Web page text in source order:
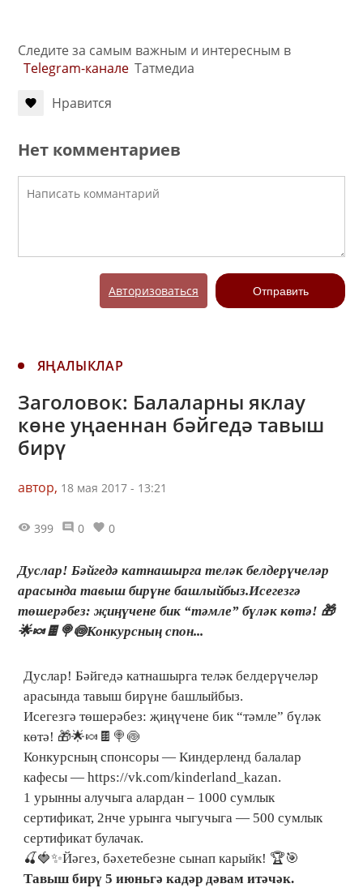
Следите за самым важным и интересным в
Telegram-канале Татмедиа
Нравится
Нет комментариев
Авторизоваться Отправить
ЯҢАЛЫКЛАР
Заголовок: Балаларны яклау
көне уңаеннан бәйгедә тавыш
бирү
автор, 18 мая 2017 - 13:21
399 0 0
Дуслар! Бәйгедә катнашырга теләк белдерүчеләр
арасында тавыш бирүне башлыйбыз.Исегезгә
төшерәбез: җиңүчене бик “тәмле” бүләк көтә! 🎁
🌟🍬🍫🍭🍥Конкурсның спон...
Дуслар! Бәйгедә катнашырга теләк белдерүчеләр
арасында тавыш бирүне башлыйбыз.
Исегезгә төшерәбез: җиңүчене бик “тәмле” бүләк
көтә! 🎁🌟🍬🍫🍭🍥
Конкурсның спонсоры — Киндерленд балалар
кафесы — https://vk.com/kinderland_kazan.
1 урынны алучыга алардан – 1000 сумлык
сертификат, 2нче урынга чыгучыга — 500 сумлык
сертификат булачак.
🍒🍓✨Йәгез, бәхетебезне сынап карыйк! 🏆🎯
Тавыш бирү 5 июньгә кадәр дәвам итәчәк.